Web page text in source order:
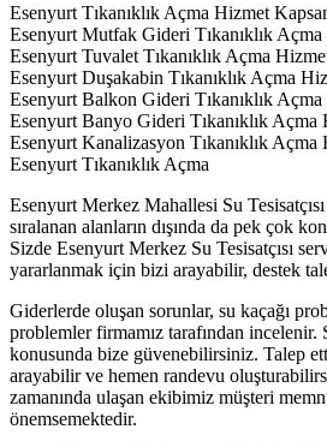
Esenyurt Tıkanıklık Açma Hizmet
Esenyurt Mutfak Gideri Tıkanıklık Açma
Esenyurt Tuvalet Tıkanıklık Açma
Esenyurt Duşakabin Tıkanıklık Açma
Esenyurt Balkon Gideri Tıkanıklık Açma
Esenyurt Banyo Gideri Tıkanıklık Açma
Esenyurt Kanalizasyon Tıkanıklık Açma
Esenyurt Tıkanıklık Açma
Esenyurt Merkez Mahallesi Su
sıralanan alanların dışında da pek çok
Sizde Esenyurt Merkez Su Tesisatçısı
yararlanmak için bizi arayabilir, destek
Giderlerde oluşan sorunlar, su kaçağı
problemler firmamız tarafından
konusunda bize güvenebilirsiniz. Talep
arayabilir ve hemen randevu
zamanında ulaşan ekibimiz müşteri
önemsemektedir.